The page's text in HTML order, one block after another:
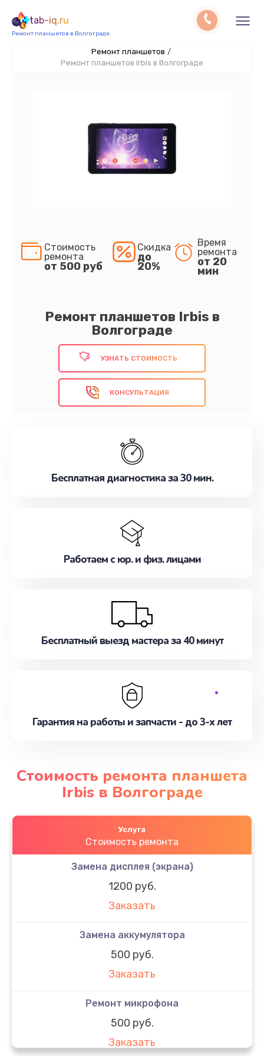
tab-iq.ru
Ремонт планшетов в Волгограде
Ремонт планшетов /
Ремонт планшетов Irbis в Волгограде
Ремонт планшетов Irbis в
Волгограде
Стоимость
ремонта
от 500 руб
Скидка
до
20%
Время
ремонта
от 20
мин
УЗНАТЬ СТОИМОСТЬ
КОНСУЛЬТАЦИЯ
Бесплатная диагностика за 30 мин.
Работаем с юр. и физ. лицами
Бесплатный выезд мастера за 40 минут
Гарантия на работы и запчасти - до 3-х лет
Стоимость ремонта планшета
Irbis в Волгограде
Услуга
Стоимость ремонта
Замена дисплея (экрана)
1200 руб.
Заказать
Замена аккумулятора
500 руб.
Заказать
Ремонт микрофона
500 руб.
Заказать